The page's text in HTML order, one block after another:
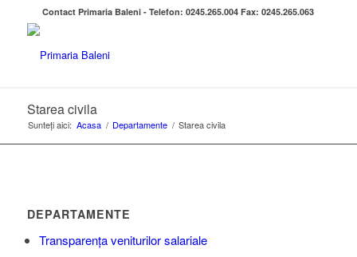
Contact Primaria Baleni - Telefon: 0245.265.004 Fax: 0245.265.063
Starea civila
Sunteți aici: Acasa / Departamente / Starea civila
DEPARTAMENTE
Transparența veniturilor salariale